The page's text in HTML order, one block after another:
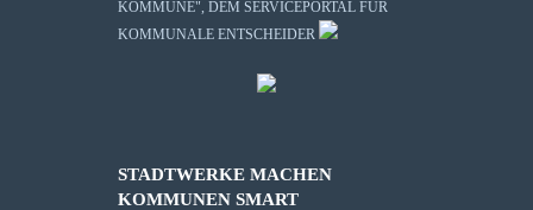
KOMMUNE", DEM SERVICEPORTAL FÜR
KOMMUNALE ENTSCHEIDER
STADTWERKE MACHEN
KOMMUNEN SMART